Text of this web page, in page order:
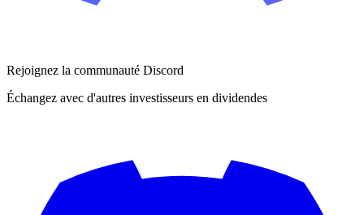
Rejoignez la communauté Discord
Échangez avec d'autres investisseurs en dividendes